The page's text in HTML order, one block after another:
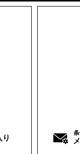
います。
ため、音のでる
得た場合、現状